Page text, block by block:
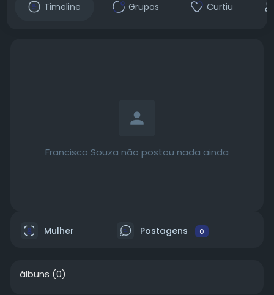
Timeline Grupos Curtiu
Francisco Souza não postou nada ainda
Mulher Postagens 0
álbuns (0)